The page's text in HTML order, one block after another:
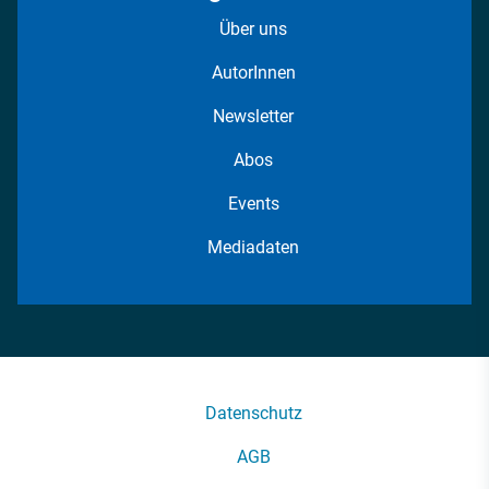
Über uns
AutorInnen
Newsletter
Abos
Events
Mediadaten
Datenschutz
AGB